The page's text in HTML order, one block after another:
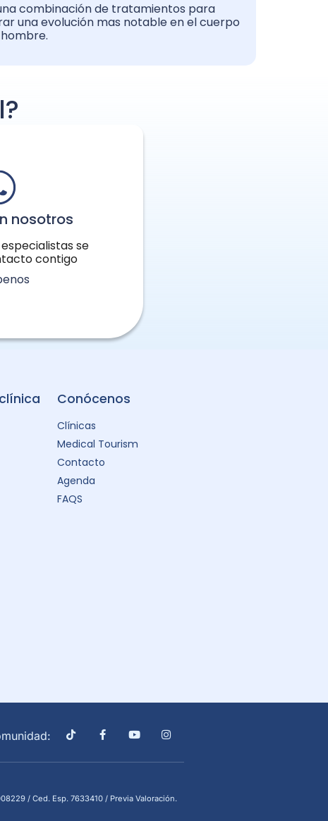
combinación de tratamientos para
una evolución mas notable en el cuerpo
nosotros
se
contigo
Conócenos
Clínicas
Medical Tourism
Contacto
Agenda
FAQS
/ Ced. Esp. 7633410 / Previa Valoración.